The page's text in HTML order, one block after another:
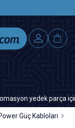
yedek parça için
Güç Kabloları